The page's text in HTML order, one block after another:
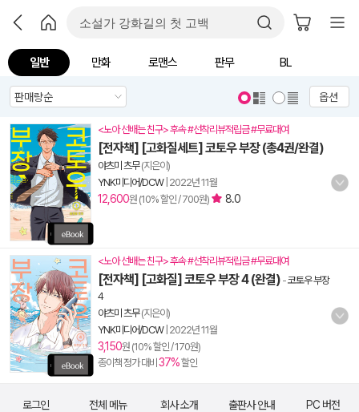
일반 만화 로맨스 판무 BL
옵션
<노아 선배는 친구> 후속 #선착리뷰적립금 #무료대여
[전자책] [고화질세트] 코토우 부장 (총4권/완결)
야츠미 츠무(지은이)
YNK미디어/DCW| 2022년 11월
12,600원 (10% 할인 / 700원) 8.0
<노아 선배는 친구> 후속 #선착리뷰적립금 #무료대여
[전자책] [고화질] 코토우 부장 4 (완결) -코토우 부장
4
야츠미 츠무(지은이)
YNK미디어/DCW| 2022년 11월
3,150원 (10% 할인 / 170원)
종이책 정가 대비 37%할인
로그인 전체 메뉴 회사 소개 출판사 안내 PC 버전